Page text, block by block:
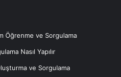
Öğrenme ve Sorgulama
Nasıl Yapılır
ve Sorgulama